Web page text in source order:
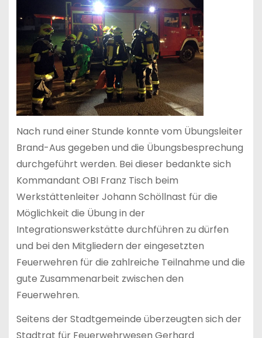
Nach rund einer Stunde konnte vom Übungsleiter
Brand-Aus gegeben und die Übungsbesprechung
durchgeführt werden. Bei dieser bedankte sich
Kommandant OBI Franz Tisch beim
Werkstättenleiter Johann Schöllnast für die
Möglichkeit die Übung in der
Integrationswerkstätte durchführen zu dürfen
und bei den Mitgliedern der eingesetzten
Feuerwehren für die zahlreiche Teilnahme und die
gute Zusammenarbeit zwischen den
Feuerwehren.
Seitens der Stadtgemeinde überzeugten sich der